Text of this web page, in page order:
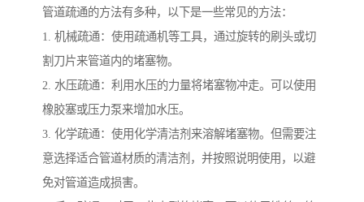
管道疏通的方法有多种，以下是一些常见的方法：
1. 机械疏通：使用疏通机等工具，通过旋转的刷头或切
割刀片来管道内的堵塞物。
2. 水压疏通：利用水压的力量将堵塞物冲走。可以使用
橡胶塞或压力泵来增加水压。
3. 化学疏通：使用化学清洁剂来溶解堵塞物。但需要注
意选择适合管道材质的清洁剂，并按照说明使用，以避
免对管道造成损害。